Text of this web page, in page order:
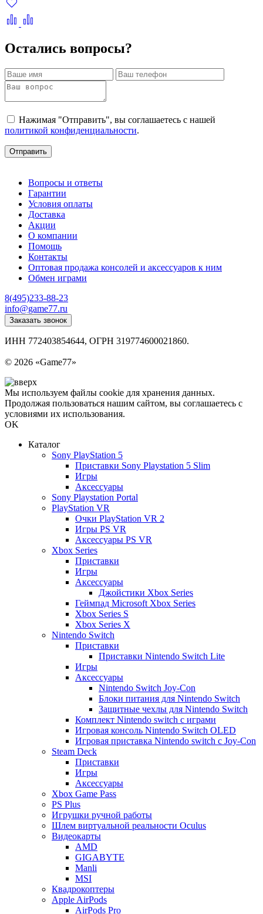
Остались вопросы?
Нажимая "Отправить", вы соглашаетесь с нашей
политикой конфиденциальности.
Отправить
Вопросы и ответы
Гарантии
Условия оплаты
Доставка
Акции
О компании
Помощь
Контакты
Оптовая продажа консолей и аксессуаров к ним
Обмен играми
8(495)233-88-23
info@game77.ru
Заказать звонок
ИНН 772403854644, ОГРН 319774600021860.
© 2026 «Game77»
Мы используем файлы cookie для хранения данных.
Продолжая пользоваться нашим сайтом, вы соглашаетесь с
условиями их использования.
OK
Каталог
Sony PlayStation 5
Приставки Sony Playstation 5 Slim
Игры
Аксессуары
Sony Playstation Portal
PlayStation VR
Очки PlayStation VR 2
Игры PS VR
Аксессуары PS VR
Xbox Series
Приставки
Игры
Аксессуары
Джойстики Xbox Series
Геймпад Microsoft Xbox Series
Xbox Series S
Xbox Series X
Nintendo Switch
Приставки
Приставки Nintendo Switch Lite
Игры
Аксессуары
Nintendo Switch Joy-Con
Блоки питания для Nintendo Switch
Защитные чехлы для Nintendo Switch
Комплект Nintendo switch с играми
Игровая консоль Nintendo Switch OLED
Игровая приставка Nintendo switch с Joy-Con
Steam Deck
Приставки
Игры
Аксессуары
Xbox Game Pass
PS Plus
Игрушки ручной работы
Шлем виртуальной реальности Oculus
Видеокарты
AMD
GIGABYTE
Manli
MSI
Квадрокоптеры
Apple AirPods
AirPods Pro